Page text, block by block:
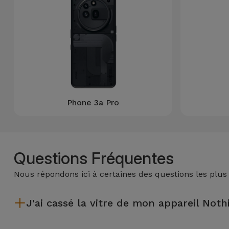
Maison
Étuis et Sacs
Phone 3a Pro
Questions Fréquentes
Nous répondons ici à certaines des questions les
J'ai cassé la vitre de mon appareil